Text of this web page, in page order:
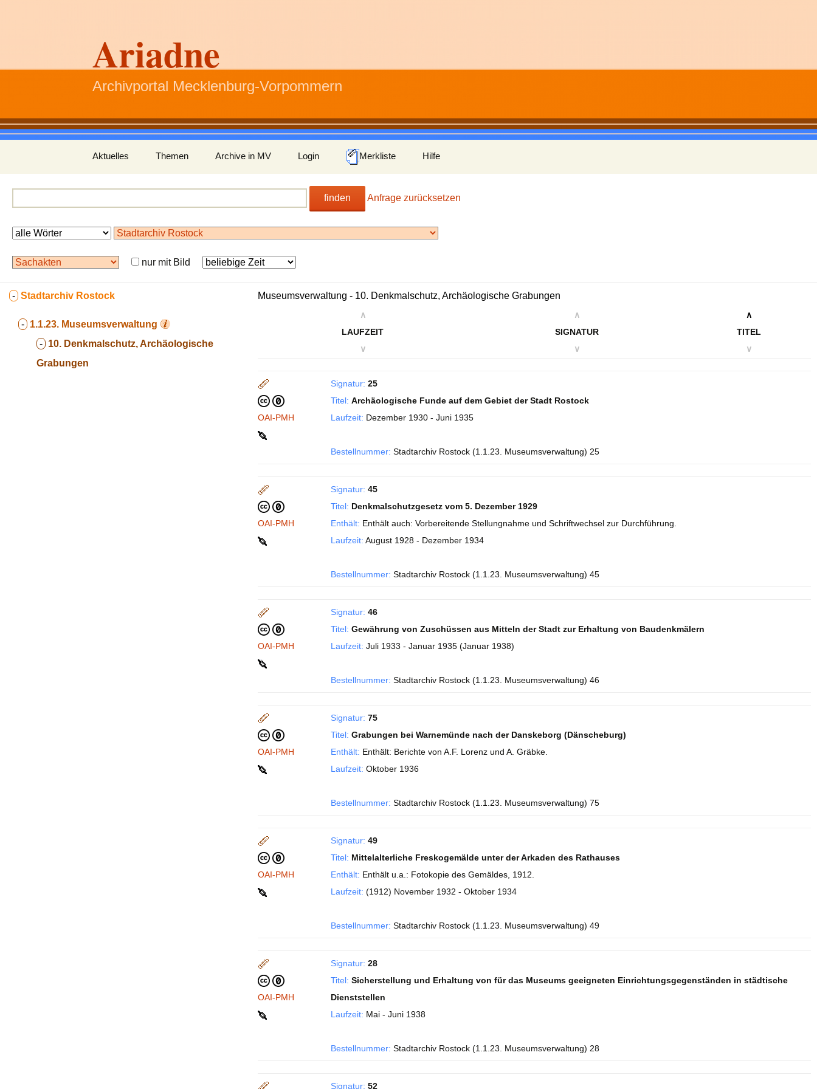
Ariadne
Archivportal Mecklenburg-Vorpommern
Inhalt
springen
Aktuelles Themen Archive in MV Login Merkliste Hilfe
finden Anfrage zurücksetzen
nur mit Bild
- Stadtarchiv Rostock
- 1.1.23. Museumsverwaltung
- 10. Denkmalschutz, Archäologische
Grabungen
Museumsverwaltung - 10. Denkmalschutz, Archäologische Grabungen
∧
LAUFZEIT
∨
∧
SIGNATUR
∨
∧
TITEL
∨
OAI-PMH
Signatur: 25
Titel: Archäologische Funde auf dem Gebiet der Stadt Rostock
Laufzeit: Dezember 1930 - Juni 1935
Bestellnummer: Stadtarchiv Rostock (1.1.23. Museumsverwaltung) 25
OAI-PMH
Signatur: 45
Titel: Denkmalschutzgesetz vom 5. Dezember 1929
Enthält: Enthält auch: Vorbereitende Stellungnahme und Schriftwechsel zur Durchführung.
Laufzeit: August 1928 - Dezember 1934
Bestellnummer: Stadtarchiv Rostock (1.1.23. Museumsverwaltung) 45
OAI-PMH
Signatur: 46
Titel: Gewährung von Zuschüssen aus Mitteln der Stadt zur Erhaltung von Baudenkmälern
Laufzeit: Juli 1933 - Januar 1935 (Januar 1938)
Bestellnummer: Stadtarchiv Rostock (1.1.23. Museumsverwaltung) 46
OAI-PMH
Signatur: 75
Titel: Grabungen bei Warnemünde nach der Danskeborg (Dänscheburg)
Enthält: Enthält: Berichte von A.F. Lorenz und A. Gräbke.
Laufzeit: Oktober 1936
Bestellnummer: Stadtarchiv Rostock (1.1.23. Museumsverwaltung) 75
OAI-PMH
Signatur: 49
Titel: Mittelalterliche Freskogemälde unter der Arkaden des Rathauses
Enthält: Enthält u.a.: Fotokopie des Gemäldes, 1912.
Laufzeit: (1912) November 1932 - Oktober 1934
Bestellnummer: Stadtarchiv Rostock (1.1.23. Museumsverwaltung) 49
OAI-PMH
Signatur: 28
Titel: Sicherstellung und Erhaltung von für das Museums geeigneten Einrichtungsgegenständen in städtische
Dienststellen
Laufzeit: Mai - Juni 1938
Bestellnummer: Stadtarchiv Rostock (1.1.23. Museumsverwaltung) 28
Signatur: 52